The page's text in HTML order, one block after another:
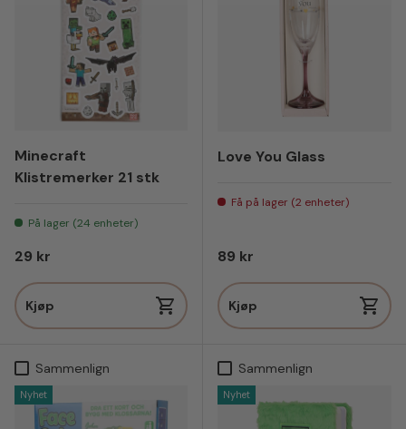
Minecraft
Klistremerker 21 stk
På lager (24 enheter)
Vanlig pris
29 kr
Kjøp
Love You Glass
Få på lager (2 enheter)
Vanlig pris
89 kr
Kjøp
Sammenlign
Nyhet
Sammenlign
Nyhet